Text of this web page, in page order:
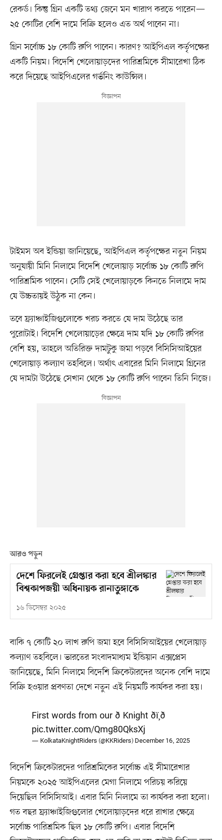
রেকর্ড। কিন্তু গ্রিন একটি তথ্য জেনে মন খারাপ করতে পারেন—
২৫ কোটির বেশি দামে বিক্রি হলেও এত অর্থ পাবেন না।
গ্রিন সর্বোচ্চ ১৮ কোটি রুপি পাবেন। কারণ? আইপিএল কর্তৃপক্ষের
একটি নিয়ম। বিদেশি খেলোয়াড়দের পারিশ্রমিকে সীমারেখা ঠিক
করে দিয়েছে আইপিএলের গর্ভনিং কাউন্সিল।
টাইমস অব ইন্ডিয়া জানিয়েছে, আইপিএল কর্তৃপক্ষের নতুন নিয়ম
অনুযায়ী মিনি নিলামে বিদেশি খেলোয়াড় সর্বোচ্চ ১৮ কোটি রুপি
পারিশ্রমিক পাবেন। সেটি সেই খেলোয়াড়কে কিনতে নিলামে দাম
যে উচ্চতায়ই উঠুক না কেন।
তবে ফ্র্যাঞ্চাইজিগুলোকে খরচ করতে যে দাম উঠেছে তার
পুরোটাই। বিদেশি খেলোয়াড়ের ক্ষেত্রে দাম যদি ১৮ কোটি রুপির
বেশি হয়, তাহলে অতিরিক্ত দামটুকু জমা পড়বে বিসিসিআইয়ের
খেলোয়াড় কল্যাণ তহবিলে। অর্থাৎ এবারের মিনি নিলামে গ্রিনের
যে দামটা উঠেছে সেখান থেকে ১৮ কোটি রুপি পাবেন তিনি নিজে।
আরও পড়ুন
দেশে ফিরলেই গ্রেপ্তার করা হবে শ্রীলঙ্কার
বিশ্বকাপজয়ী অধিনায়ক রানাতুঙ্গাকে
১৬ ডিসেম্বর ২০২৫
বাকি ৭ কোটি ২০ লাখ রুপি জমা হবে বিসিসিআইয়ের খেলোয়াড়
কল্যাণ তহবিলে। ভারতের সংবাদমাধ্যম ইন্ডিয়ান এক্সপ্রেস
জানিয়েছে, মিনি নিলামে বিদেশি ক্রিকেটারদের অনেক বেশি দামে
বিক্রি হওয়ার প্রবণতা দেখে নতুন এই নিয়মটি কার্যকর করা হয়।
First words from our ð Knight ðï¸ð
pic.twitter.com/Qmg80QksXj
— KolkataKnightRiders (@KKRiders) December 16, 2025
বিদেশি ক্রিকেটারদের পারিশ্রমিকের সর্বোচ্চ এই সীমারেখার
নিয়মকে ২০২৫ আইপিএলের মেগা নিলামে পরিচয় করিয়ে
দিয়েছিল বিসিসিআই। এবার মিনি নিলামে তা কার্যকর করা হলো।
গত বছর ফ্র্যাঞ্চাইজিগুলোর খেলোয়াড়দের ধরে রাখার ক্ষেত্রে
সর্বোচ্চ পারিশ্রমিক ছিল ১৮ কোটি রুপি। এবার বিদেশি